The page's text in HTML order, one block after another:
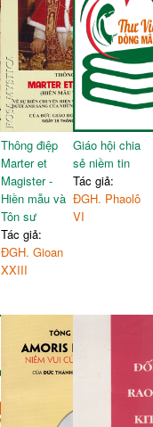
Thông điệp
Marter et
Magister -
Hiền mẫu và
Tôn sư
Tác giả:
ĐGH. Gioan
XXIII
Giáo hội chia
sẻ niềm tin
Tác giả:
ĐGH. Phaolô
VI